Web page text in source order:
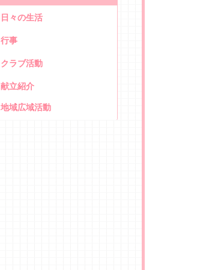
日々の生活
行事
クラブ活動
献立紹介
地域広域活動